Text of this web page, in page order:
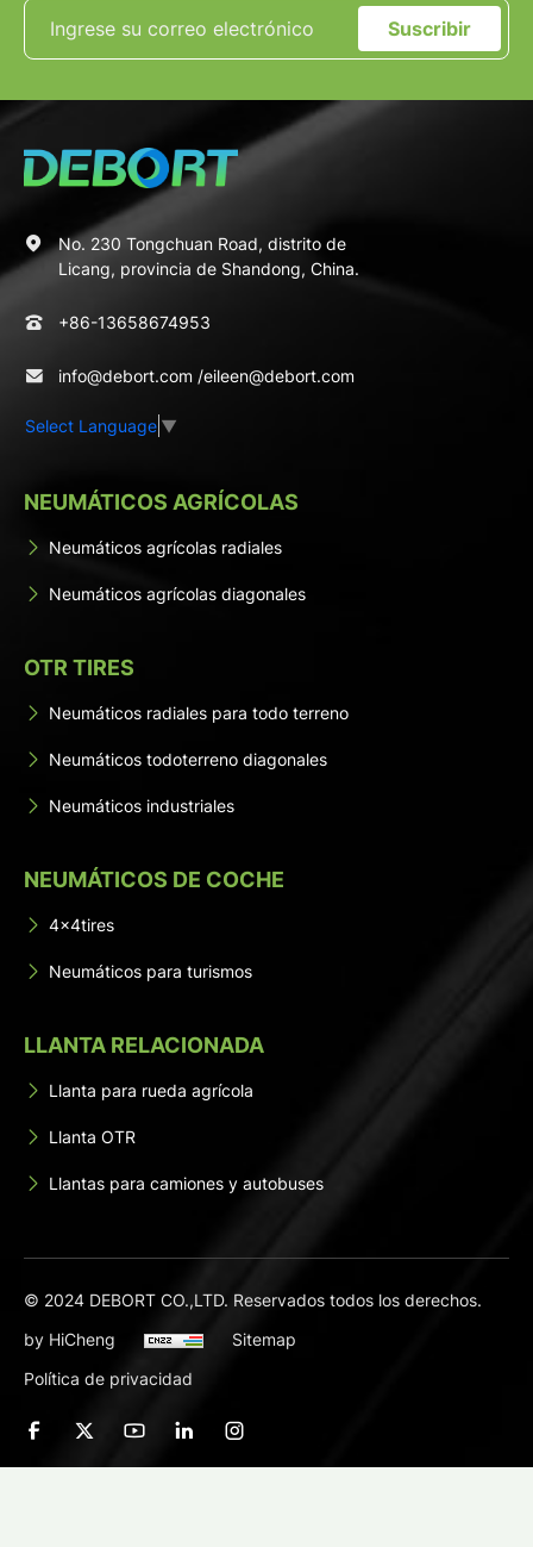
Suscribir
No. 230 Tongchuan Road, distrito de
Licang, provincia de Shandong, China.
+86-13658674953
info@debort.com /eileen@debort.com
Select Language ▼
NEUMÁTICOS AGRÍCOLAS
Neumáticos agrícolas radiales
Neumáticos agrícolas diagonales
OTR TIRES
Neumáticos radiales para todo terreno
Neumáticos todoterreno diagonales
Neumáticos industriales
NEUMÁTICOS DE COCHE
4x4tires
Neumáticos para turismos
LLANTA RELACIONADA
Llanta para rueda agrícola
Llanta OTR
Llantas para camiones y autobuses
© 2024 DEBORT CO.,LTD. Reservados todos los derechos.
by HiCheng
Sitemap
Política de privacidad